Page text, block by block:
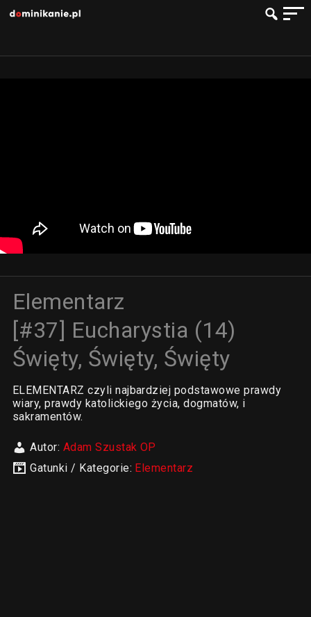
Elementarz
[#37] Eucharystia (14)
Święty, Święty, Święty
ELEMENTARZ czyli najbardziej podstawowe prawdy
wiary, prawdy katolickiego życia, dogmatów, i
sakramentów.
Autor: Adam Szustak OP
Gatunki / Kategorie: Elementarz